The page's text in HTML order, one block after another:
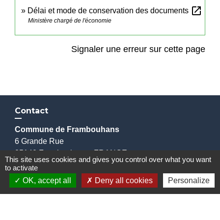
Délai et mode de conservation des documents open_in_new
Ministère chargé de l'économie
Signaler une erreur sur cette page
Contact
Commune de Frambouhans
6 Grande Rue
25140 Frambouhans - FRANCE
+33 3 81 68 60 63
Contact par formulaire
This site uses cookies and gives you control over what you want
to activate
OK, accept all
Deny all cookies Personalize